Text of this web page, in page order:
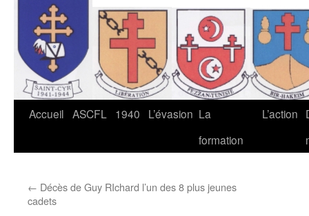
Aller
Accueil ASCFL 1940 L’évasion La
formation
L’action
← Décès de Guy RIchard l’un des 8 plus jeunes
cadets